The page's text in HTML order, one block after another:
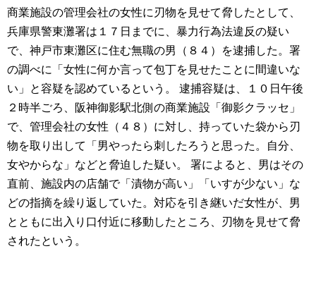
商業施設の管理会社の女性に刃物を見せて脅したとして、
兵庫県警東灘署は１７日までに、暴力行為法違反の疑い
で、神戸市東灘区に住む無職の男（８４）を逮捕した。署
の調べに「女性に何か言って包丁を見せたことに間違いな
い」と容疑を認めているという。 逮捕容疑は、１０日午後
２時半ごろ、阪神御影駅北側の商業施設「御影クラッセ」
で、管理会社の女性（４８）に対し、持っていた袋から刃
物を取り出して「男やったら刺したろうと思った。自分、
女やからな」などと脅迫した疑い。 署によると、男はその
直前、施設内の店舗で「漬物が高い」「いすが少ない」な
どの指摘を繰り返していた。対応を引き継いだ女性が、男
とともに出入り口付近に移動したところ、刃物を見せて脅
されたという。